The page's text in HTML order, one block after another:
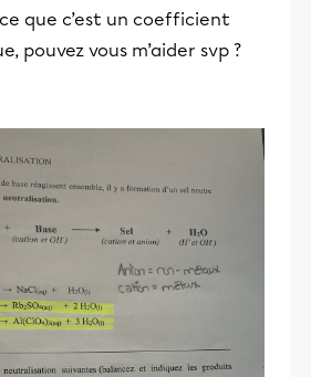
que c’est un coefficient
pouvez vous m’aider svp ?